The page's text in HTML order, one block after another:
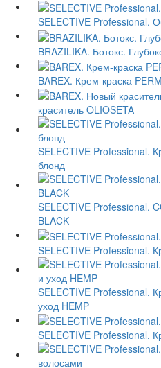
SELECTIVE Professional.
BRAZILIKA. Ботокс.
BAREX. Крем-краска
краситель OLIOSETA
SELECTIVE Professional.
блонд
SELECTIVE Professional.
BLACK
SELECTIVE Professional.
SELECTIVE Professional.
уход HEMP
SELECTIVE Professional.